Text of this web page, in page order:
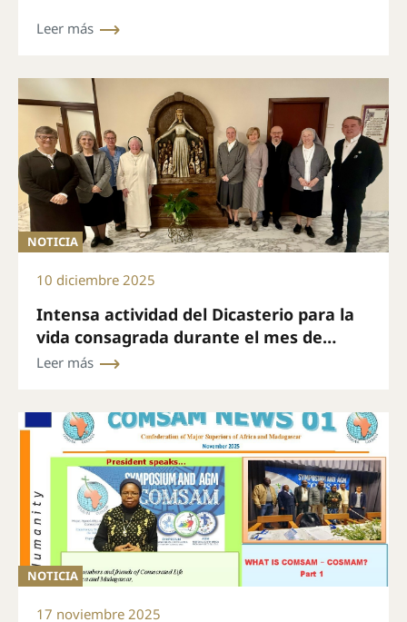
Leer más
NOTICIA
10 diciembre 2025
Intensa actividad del Dicasterio para la
vida consagrada durante el mes de
noviembre
Leer más
NOTICIA
17 noviembre 2025